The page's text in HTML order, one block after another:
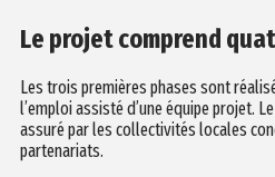
Le projet comprend
Les trois premières phases sont
l’emploi assisté d’une équipe projet.
assuré par les collectivités locales
partenariats.